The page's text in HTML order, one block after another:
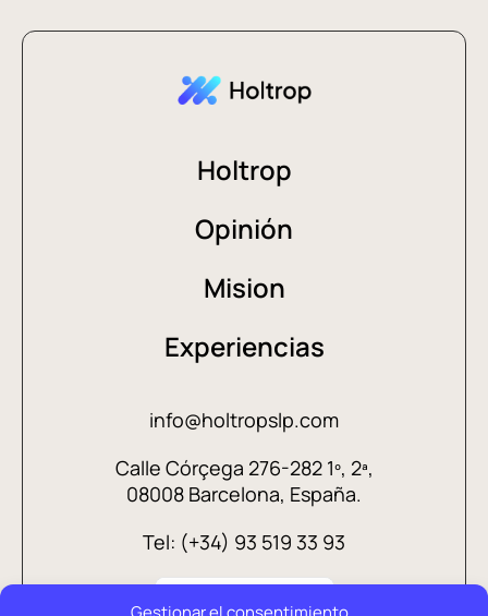
Holtrop
Opinión
Mision
Experiencias
info@holtropslp.com
Calle Córçega 276-282 1º, 2ª,
08008 Barcelona, España.
Tel: (+34) 93 519 33 93